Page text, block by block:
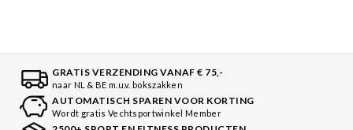
GRATIS VERZENDING VANAF € 75,-
naar NL & BE m.u.v. bokszakken
AUTOMATISCH SPAREN VOOR KORTING
Wordt gratis Vechtsportwinkel Member